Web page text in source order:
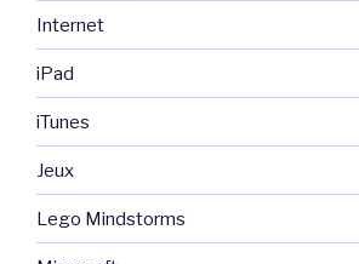
Internet
iPad
iTunes
Jeux
Lego Mindstorms